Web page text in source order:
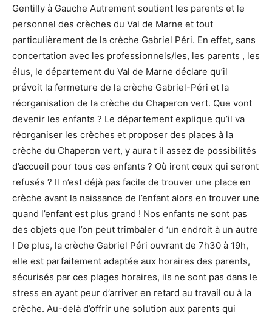
Gentilly à Gauche Autrement soutient les parents et le
personnel des crèches du Val de Marne et tout
particulièrement de la crèche Gabriel Péri. En effet, sans
concertation avec les professionnels/les, les parents , les
élus, le département du Val de Marne déclare qu’il
prévoit la fermeture de la crèche Gabriel-Péri et la
réorganisation de la crèche du Chaperon vert. Que vont
devenir les enfants ? Le département explique qu’il va
réorganiser les crèches et proposer des places à la
crèche du Chaperon vert, y aura t il assez de possibilités
d’accueil pour tous ces enfants ? Où iront ceux qui seront
refusés ? Il n’est déjà pas facile de trouver une place en
crèche avant la naissance de l’enfant alors en trouver une
quand l’enfant est plus grand ! Nos enfants ne sont pas
des objets que l’on peut trimbaler d ‘un endroit à un autre
! De plus, la crèche Gabriel Péri ouvrant de 7h30 à 19h,
elle est parfaitement adaptée aux horaires des parents,
sécurisés par ces plages horaires, ils ne sont pas dans le
stress en ayant peur d’arriver en retard au travail ou à la
crèche. Au-delà d’offrir une solution aux parents qui